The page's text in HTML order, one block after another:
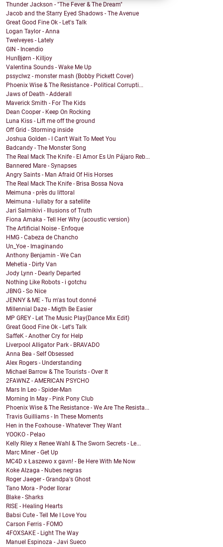
Thunder Jackson - "The Fever & The Dream"
Jacob and the Starry Eyed Shadows - The Avenue
Great Good Fine Ok - Let's Talk
Logan Taylor - Anna
Twelveyes - Lately
GIN - Incendio
HunBjørn - Killjoy
Valentina Sounds - Wake Me Up
pssyclwz - monster mash (Bobby Pickett Cover)
Phoenix Wise & The Resistance - Political Corrupti...
Jaws of Death - Adderall
Maverick Smith - For The Kids
Dean Cooper - Keep On Rocking
Luna Kiss - Lift me off the ground
Off Grid - Storming inside
Joshua Golden - I Can't Wait To Meet You
Badcandy - The Monster Song
The Real Mack The Knife - El Amor Es Un Pájaro Reb...
Bannered Mare - Synapses
Angry Saints - Man Afraid Of His Horses
The Real Mack The Knife - Brisa Bossa Nova
Meimuna - près du littoral
Meimuna - lullaby for a satellite
Jari Salmikivi - Illusions of Truth
Fiona Amaka - Tell Her Why (acoustic version)
The Artificial Noise - Enfoque
HMG - Cabeza de Chancho
Un_Yoe - Imaginando
Anthony Benjamin - We Can
Mehetia - Dirty Van
Jody Lynn - Dearly Departed
Nothing Like Robots - i gotchu
JBNG - So Nice
JENNY & ME - Tu m'as tout donné
Millennial Daze - Migth Be Easier
MP GREY - Let The Music Play(Dance Mix Edit)
Great Good Fine Ok - Let's Talk
SaffeK - Another Cry for Help
Liverpool Alligator Park - BRAVADO
Anna Bea - Self Obsessed
Alex Rogers - Understanding
Michael Barrow & The Tourists - Over It
2FAWNZ - AMERICAN PSYCHO
Mars In Leo - Spider-Man
Morning In May - Pink Pony Club
Phoenix Wise & The Resistance - We Are The Resista...
Travis Guilliams - In These Moments
Hen in the Foxhouse - Whatever They Want
YOOKO - Pelao
Kelly Riley x Renee Wahl & The Sworn Secrets - Le...
Marc Miner - Get Up
MC4D x Łaszewo x gavn! - Be Here With Me Now
Koke Alzaga - Nubes negras
Roger Jaeger - Grandpa's Ghost
Tano Mora - Poder llorar
Blake - Sharks
RISE - Healing Hearts
Babsi Cute - Tell Me I Love You
Carson Ferris - FOMO
4FOXSAKE - Light The Way
Manuel Espinoza - Javi Sueco